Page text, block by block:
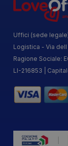
Uffici (sede
Logistica - Via dell
Ragione Sociale:
LI-216853 |